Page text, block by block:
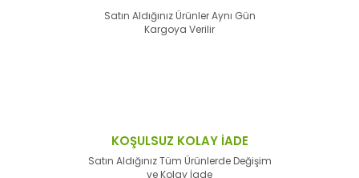
Satın Aldığınız Ürünler Aynı Gün
Kargoya Verilir
KOŞULSUZ KOLAY İADE
Satın Aldığınız Tüm Ürünlerde Değişim
ve Kolay İade